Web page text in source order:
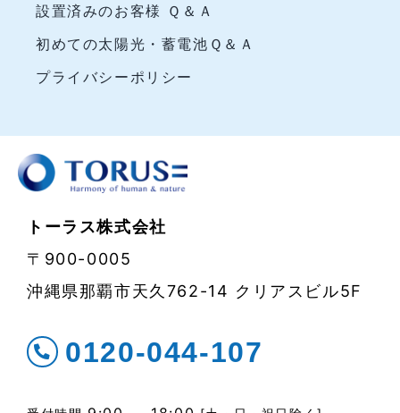
設置済みのお客様 Ｑ＆Ａ
初めての太陽光・蓄電池Ｑ＆Ａ
プライバシーポリシー
トーラス株式会社
〒900-0005
沖縄県那覇市天久762-14 クリアスビル5F
0120-044-107